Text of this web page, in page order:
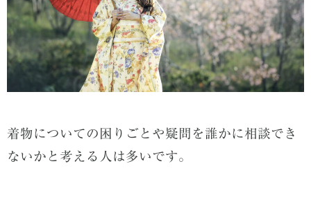
着物についての困りごとや疑問を誰かに相談でき
ないかと考える人は多いです。